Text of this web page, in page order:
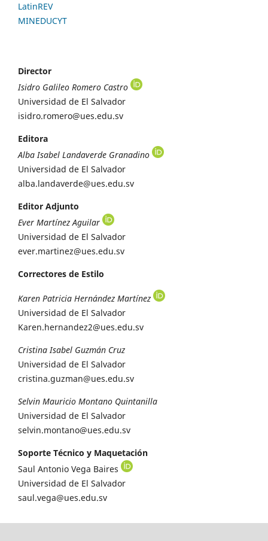
LatinREV
MINEDUCYT
Director
Isidro Galileo Romero Castro
Universidad de El Salvador
isidro.romero@ues.edu.sv
Editora
Alba Isabel Landaverde Granadino
Universidad de El Salvador
alba.landaverde@ues.edu.sv
Editor Adjunto
Ever Martínez Aguilar
Universidad de El Salvador
ever.martinez@ues.edu.sv
Correctores de Estilo
Karen Patricia Hernández Martínez
Universidad de El Salvador
Karen.hernandez2@ues.edu.sv
Cristina Isabel Guzmán Cruz
Universidad de El Salvador
cristina.guzman@ues.edu.sv
Selvin Mauricio Montano Quintanilla
Universidad de El Salvador
selvin.montano@ues.edu.sv
Soporte Técnico y Maquetación
Saul Antonio Vega Baires
Universidad de El Salvador
saul.vega@ues.edu.sv